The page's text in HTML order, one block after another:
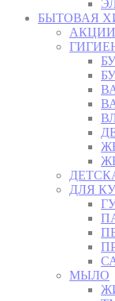
БЫТОВАЯ
АКЦИИ
ДЛЯ
МЫЛО